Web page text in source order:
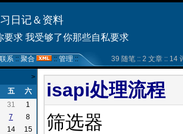
日记＆资料
要求 我受够了你那些自私要求
联系 :: 聚合 :: 管理 :: 39 随笔 :: 2 文章 :: 14
>
五
六
31 1
7
8
14
15
isapi处理流程
筛选器